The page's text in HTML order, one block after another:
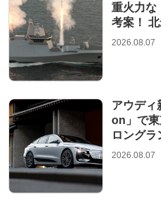
重火力な
考案！
2026.08.07
アウディ
on」で
ロング
2026.08.07